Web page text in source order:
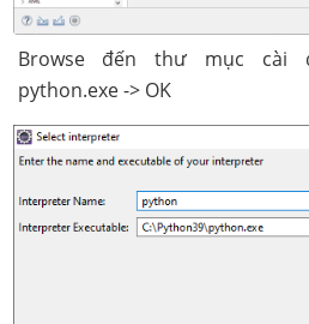
Browse đến thư mục cài
python.exe -> OK